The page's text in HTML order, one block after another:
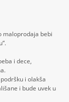
maloprodaja bebi
i dece,
i olakša
i bude uvek u